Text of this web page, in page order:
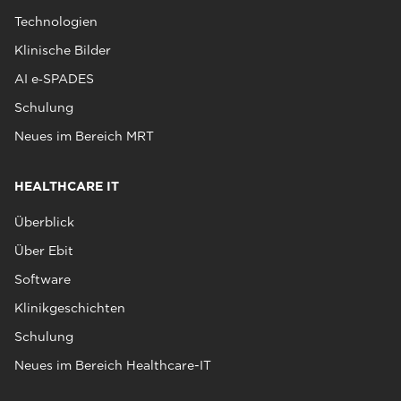
Technologien
Klinische Bilder
AI e‑SPADES
Schulung
Neues im Bereich MRT
HEALTHCARE IT
Überblick
Über Ebit
Software
Klinikgeschichten
Schulung
Neues im Bereich Healthcare-IT